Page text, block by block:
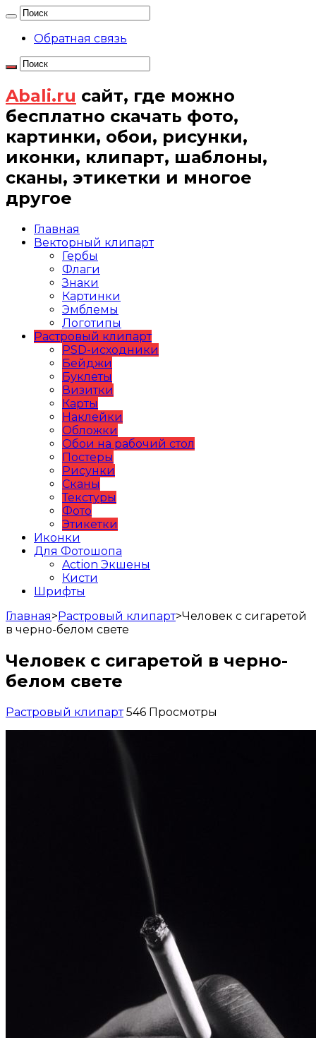
Обратная связь
Abali.ru сайт, где можно
бесплатно скачать фото,
картинки, обои, рисунки,
иконки, клипарт, шаблоны,
сканы, этикетки и многое
другое
Главная
Векторный клипарт
Гербы
Флаги
Знаки
Картинки
Эмблемы
Логотипы
Растровый клипарт
PSD-исходники
Бейджи
Буклеты
Визитки
Карты
Наклейки
Обложки
Обои на рабочий стол
Постеры
Рисунки
Сканы
Текстуры
Фото
Этикетки
Иконки
Для Фотошопа
Action Экшены
Кисти
Шрифты
Главная>Растровый клипарт>Человек с сигаретой
в черно-белом свете
Человек с сигаретой в черно-
белом свете
Растровый клипарт 546 Просмотры